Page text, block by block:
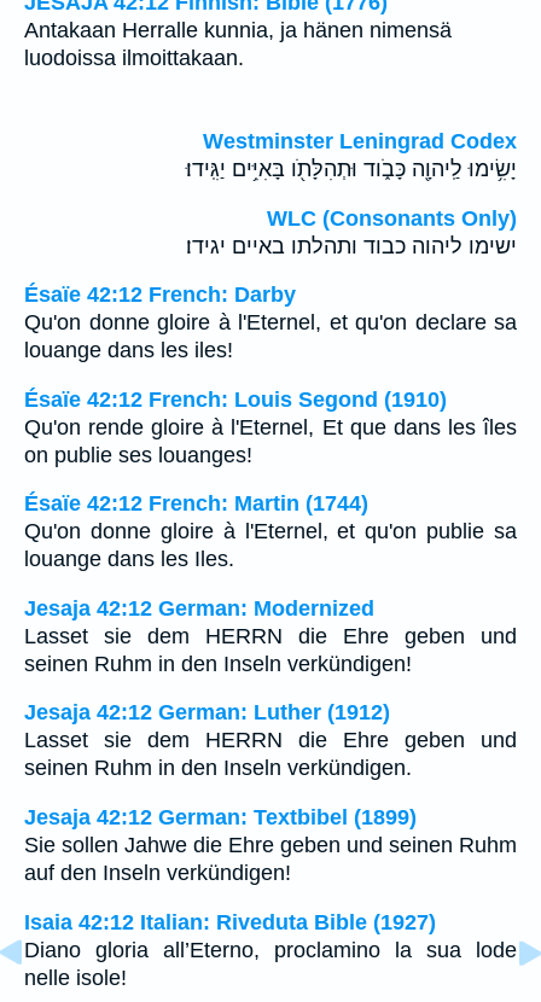
Antakaan Herralle kunnia, ja hänen nimensä
luodoissa ilmoittakaan.
Westminster Leningrad Codex
יָשִׂ֥ימוּ לַֽיהוָ֖ה כָּבֹ֑וד וּתְהִלָּתֹ֖ו בָּאִיִּ֥ים יַגִּֽידוּ׃
WLC (Consonants Only)
ישימו ליהוה כבוד ותהלתו באיים יגידו׃
Ésaïe 42:12 French: Darby
Qu'on donne gloire à l'Eternel, et qu'on declare sa
louange dans les iles!
Ésaïe 42:12 French: Louis Segond (1910)
Qu'on rende gloire à l'Eternel, Et que dans les îles
on publie ses louanges!
Ésaïe 42:12 French: Martin (1744)
Qu'on donne gloire à l'Eternel, et qu'on publie sa
louange dans les Iles.
Jesaja 42:12 German: Modernized
Lasset sie dem HERRN die Ehre geben und
seinen Ruhm in den Inseln verkündigen!
Jesaja 42:12 German: Luther (1912)
Lasset sie dem HERRN die Ehre geben und
seinen Ruhm in den Inseln verkündigen.
Jesaja 42:12 German: Textbibel (1899)
Sie sollen Jahwe die Ehre geben und seinen Ruhm
auf den Inseln verkündigen!
Isaia 42:12 Italian: Riveduta Bible (1927)
Diano gloria all’Eterno, proclamino la sua lode
nelle isole!